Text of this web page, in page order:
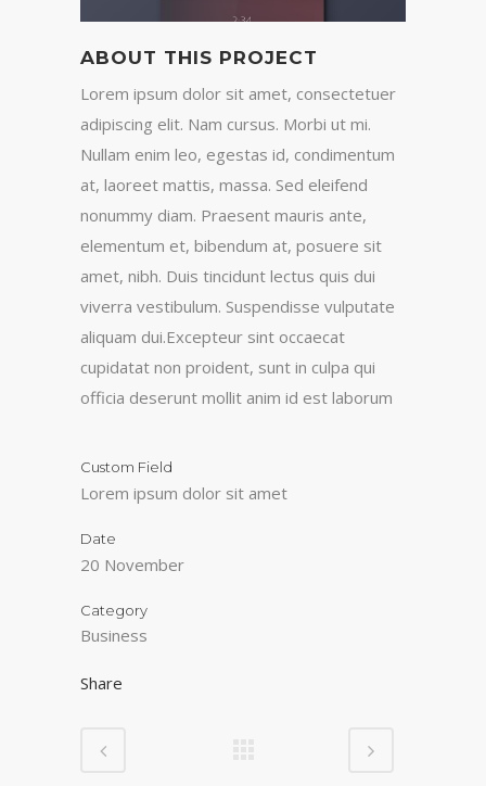
ABOUT THIS PROJECT
Lorem ipsum dolor sit amet, consectetuer
adipiscing elit. Nam cursus. Morbi ut mi.
Nullam enim leo, egestas id, condimentum
at, laoreet mattis, massa. Sed eleifend
nonummy diam. Praesent mauris ante,
elementum et, bibendum at, posuere sit
amet, nibh. Duis tincidunt lectus quis dui
viverra vestibulum. Suspendisse vulputate
aliquam dui.Excepteur sint occaecat
cupidatat non proident, sunt in culpa qui
officia deserunt mollit anim id est laborum
Custom Field
Lorem ipsum dolor sit amet
Date
20 November
Category
Business
Share